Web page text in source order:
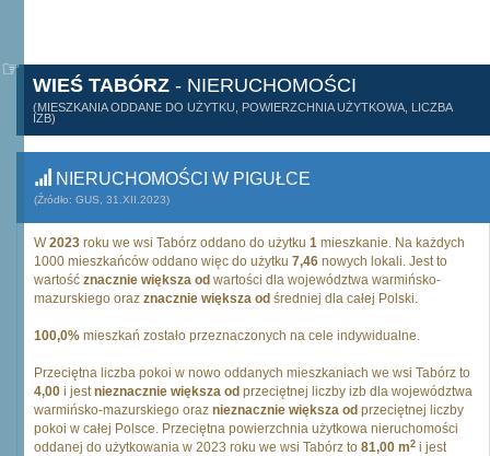
WIEŚ TABÓRZ - NIERUCHOMOŚCI
(MIESZKANIA ODDANE DO UŻYTKU, POWIERZCHNIA UŻYTKOWA, LICZBA
IZB)
NIERUCHOMOŚCI W PIGUŁCE
(Źródło: GUS, 31.XII.2023)
W2023 roku we wsi Tabórz oddano do użytku 1 mieszkanie. Na każdych
1000 mieszkańców oddano więc do użytku 7,46 nowych lokali. Jest to
wartość znacznie większa od wartości dla województwa warmińsko-
mazurskiego oraz znacznie większa od średniej dla całej Polski.
100,0% mieszkań zostało przeznaczonych na cele indywidualne.
Przeciętna liczba pokoi w nowo oddanych mieszkaniach we wsi Tabórz to
4,00 i jestnieznacznie większa od przeciętnej liczby izb dla województwa
warmińsko-mazurskiego oraz nieznacznie większa od przeciętnej liczby
pokoi w całej Polsce. Przeciętna powierzchnia użytkowa nieruchomości
oddanej do użytkowania w 2023 roku we wsi Tabórz to 81,00 m2 i jest